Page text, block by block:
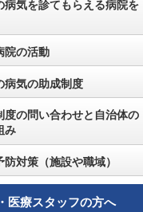
病気を診てもらえる病院を
院の活動
病気の助成制度
度の問い合わせと自治体の
み
防対策（施設や職域）
医療スタッフの方へ